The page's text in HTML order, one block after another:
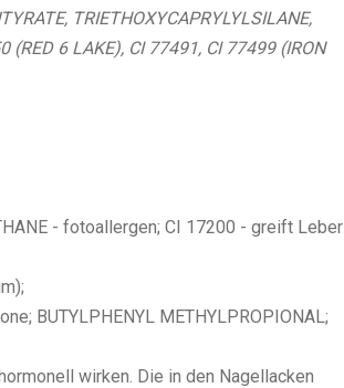
TRIETHOXYCAPRYLYLSILANE,
(RED 6 LAKE), CI 77491, CI 77499 (IRON
- fotoallergen; CI 17200 - greift Leber
BUTYLPHENYL METHYLPROPIONAL;
wirken. Die in den Nagellacken